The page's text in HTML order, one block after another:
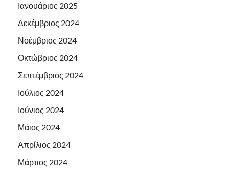
Ιανουάριος 2025
Δεκέμβριος 2024
Νοέμβριος 2024
Οκτώβριος 2024
Σεπτέμβριος 2024
Ιούλιος 2024
Ιούνιος 2024
Μάιος 2024
Απρίλιος 2024
Μάρτιος 2024